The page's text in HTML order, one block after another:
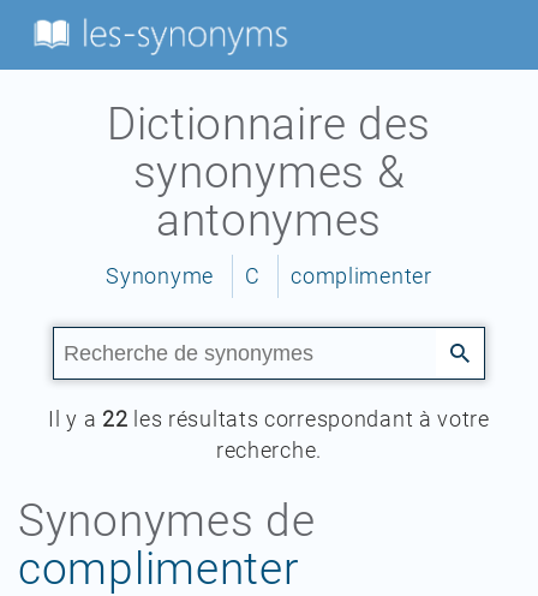
Dictionnaire des
synonymes &
antonymes
Synonyme C complimenter
Il y a 22 les résultats correspondant à votre
recherche.
Synonymes de
complimenter